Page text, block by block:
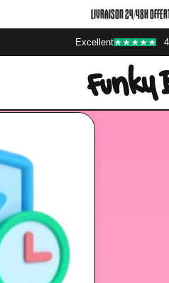
LIVRAISON 24/48H
Excellent